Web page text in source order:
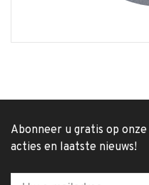
Abonneer u gratis op
acties en laatste nieuws!